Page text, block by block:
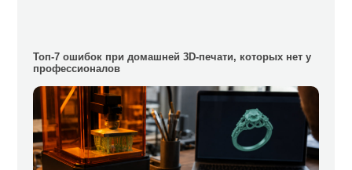
Топ-7 ошибок при домашней 3D-печати, которых нет у
профессионалов